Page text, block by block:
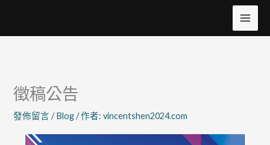
徵稿公告
發佈留言 /Blog/ 作者:vincentshen2024.com